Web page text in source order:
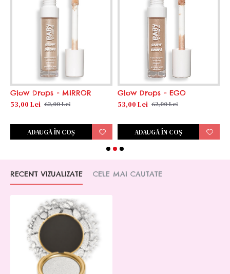
Glow Drops - MIRROR
53,00 Lei 62,00 Lei
ADAUGĂ ÎN COŞ
Glow Drops - EGO
53,00 Lei 62,00 Lei
ADAUGĂ ÎN COŞ
RECENT VIZUALIZATE CELE MAI CAUTATE